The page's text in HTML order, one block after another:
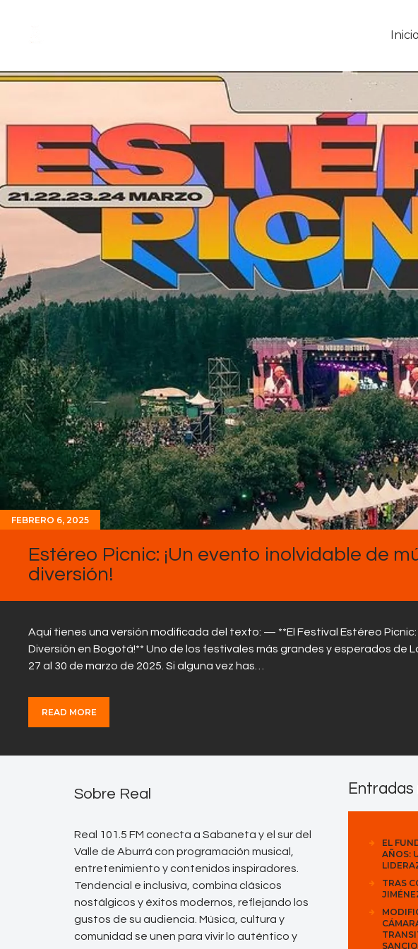
En Vivo
Noticias
Equipo
Sobre
FEBRERO 6, 2025
Estéreo Picnic: ¡Un evento inolvidable de
diversión!
Aquí tienes una versión modificada del texto: — **El Festival Estéreo Picnic:
Diversión en Bogotá!** Uno de los festivales más grandes y esperados de
27 al 30 de marzo de 2025. Si alguna vez has…
READ MORE
Sobre Real
Real 101.5 FM conecta a Sabaneta y el sur del
Valle de Aburrá con programación musical,
entretenimiento y contenidos inspiradores.
Tendencial e inclusiva, combina clásicos
nostálgicos y éxitos modernos, reflejando los
gustos de su audiencia. Música, cultura y
comunidad se unen para vivir lo auténtico y
EL
AÑOS:
TRAS